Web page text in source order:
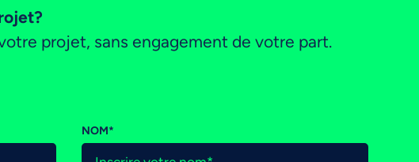
projet, sans engagement de votre part.
NOM*